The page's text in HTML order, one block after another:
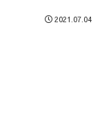
2021.07.04